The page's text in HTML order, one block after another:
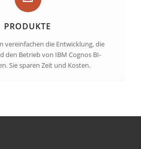
PRODUKTE
vereinfachen die Entwicklung, die
den Betrieb von IBM Cognos BI-
Sie sparen Zeit und Kosten.